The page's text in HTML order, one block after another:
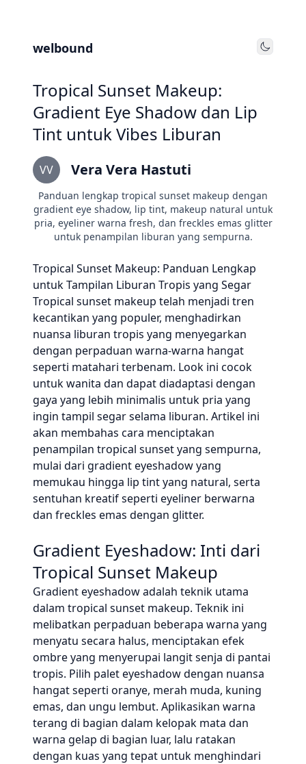
welbound Toggle
Tropical Sunset Makeup:
Gradient Eye Shadow dan Lip
Tint untuk Vibes Liburan
VV Vera Vera Hastuti
Panduan lengkap tropical sunset makeup dengan
gradient eye shadow, lip tint, makeup natural untuk
pria, eyeliner warna fresh, dan freckles emas glitter
untuk penampilan liburan yang sempurna.
Tropical Sunset Makeup: Panduan Lengkap
untuk Tampilan Liburan Tropis yang Segar
Tropical sunset makeup telah menjadi tren
kecantikan yang populer, menghadirkan
nuansa liburan tropis yang menyegarkan
dengan perpaduan warna-warna hangat
seperti matahari terbenam. Look ini cocok
untuk wanita dan dapat diadaptasi dengan
gaya yang lebih minimalis untuk pria yang
ingin tampil segar selama liburan. Artikel ini
akan membahas cara menciptakan
penampilan tropical sunset yang sempurna,
mulai dari gradient eyeshadow yang
memukau hingga lip tint yang natural, serta
sentuhan kreatif seperti eyeliner berwarna
dan freckles emas dengan glitter.
Gradient Eyeshadow: Inti dari
Tropical Sunset Makeup
Gradient eyeshadow adalah teknik utama
dalam tropical sunset makeup. Teknik ini
melibatkan perpaduan beberapa warna yang
menyatu secara halus, menciptakan efek
ombre yang menyerupai langit senja di pantai
tropis. Pilih palet eyeshadow dengan nuansa
hangat seperti oranye, merah muda, kuning
emas, dan ungu lembut. Aplikasikan warna
terang di bagian dalam kelopak mata dan
warna gelap di bagian luar, lalu ratakan
dengan kuas yang tepat untuk menghindari